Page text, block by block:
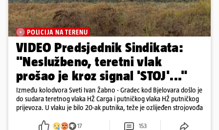
POLICIJA NA TERENU
VIDEO Predsjednik Sindikata:
"Neslužbeno, teretni vlak
prošao je kroz signal 'STOJ'..."
Između kolodvora Sveti Ivan Žabno - Gradec kod Bjelovara došlo je
do sudara teretnog vlaka HŽ Carga i putničkog vlaka HŽ putničkog
prijevoza. U vlaku je bilo 20-ak putnika, teže je ozlijeđen strojovođa
17 153